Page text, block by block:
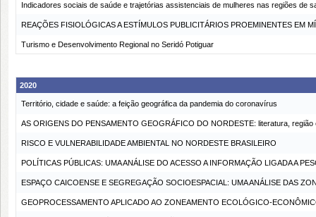
Indicadores sociais de saúde e trajetórias assistenciais de mulheres nas regiões de
REAÇÕES FISIOLÓGICAS A ESTÍMULOS PUBLICITÁRIOS PROEMINENTES EM
Turismo e Desenvolvimento Regional no Seridó Potiguar
2020
Território, cidade e saúde: a feição geográfica da pandemia do coronavírus
AS ORIGENS DO PENSAMENTO GEOGRÁFICO DO NORDESTE: literatura, região
RISCO E VULNERABILIDADE AMBIENTAL NO NORDESTE BRASILEIRO
POLÍTICAS PÚBLICAS: UMA ANÁLISE DO ACESSO A INFORMAÇÃO LIGADA A
ESPAÇO CAICOENSE E SEGREGAÇÃO SOCIOESPACIAL: UMA ANÁLISE DAS
GEOPROCESSAMENTO APLICADO AO ZONEAMENTO ECOLÓGICO-